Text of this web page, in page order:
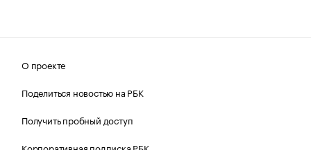
О проекте
Поделиться новостью на РБК
Получить пробный доступ